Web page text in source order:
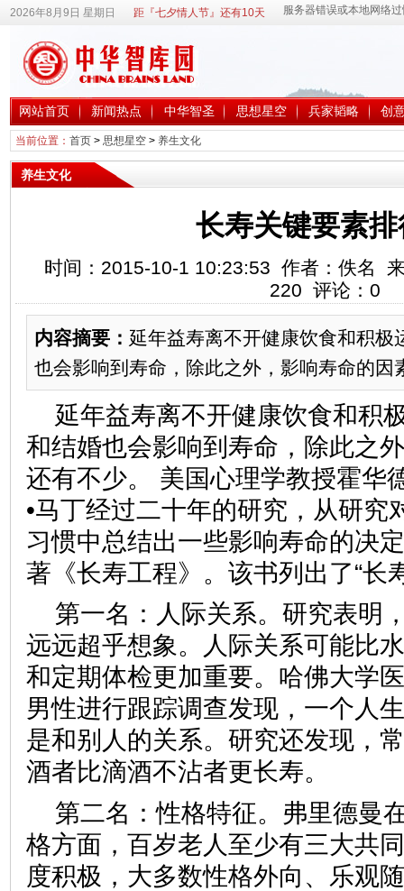
2026年8月9日 星期日 距『七夕情人节』还有10天
网站首页 新闻热点 中华智圣 思想星空 兵家韬略 创
当前位置： 首页> 思想星空> 养生文化
养生文化
长寿关键要素
时间：2015-10-1 10:23:53 作者：佚名
220 评论： 0
内容摘要： 延年益寿离不开健康饮食和积极
也会影响到寿命，除此之外，影响寿命的因
延年益寿离不开健康饮食和积
和结婚也会影响到寿命，除此之
还有不少。 美国心理学教授霍华
•马丁经过二十年的研究，从研究
习惯中总结出一些影响寿命的决
著《长寿工程》。该书列出了“长
第一名：人际关系。研究表明
远远超乎想象。人际关系可能比
和定期体检更加重要。哈佛大学
男性进行跟踪调查发现，一个人
是和别人的关系。研究还发现，
酒者比滴酒不沾者更长寿。
第二名：性格特征。弗里德曼
格方面，百岁老人至少有三大共
度积极，大多数性格外向、乐观